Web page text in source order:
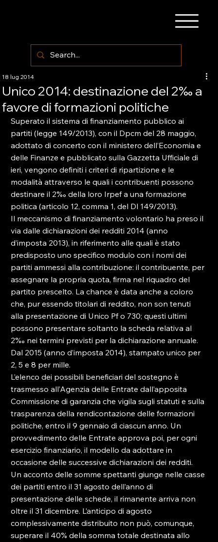
Unico 2014: destinazione del 2‰ a
favore di formazioni politiche
18 lug 2014
Superato il sistema di finanziamento pubblico ai
partiti (legge 149/2013), con il Dpcm del 28 maggio,
adottato di concerto con il ministero dell’Economia e
delle Finanze e pubblicato sulla Gazzetta Ufficiale di
ieri, vengono definiti i criteri di ripartizione e le
modalità attraverso le quali i contribuenti possono
destinare il 2‰ della loro Irpef a una formazione
politica (articolo 12, comma 1, del Dl 149/2013).
Il meccanismo di finanziamento volontario ha preso il
via dalle dichiarazioni dei redditi 2014 (anno
d’imposta 2013), in riferimento alle quali è stato
predisposto uno specifico modulo con i nomi dei
partiti ammessi alla contribuzione: il contribuente, per
assegnare la propria quota, firma nel riquadro del
partito prescelto. La chance è data anche a coloro
che, pur essendo titolari di reddito, non son tenuti
alla presentazione di Unico Pf o 730; questi ultimi
possono presentare soltanto la scheda relativa al
2‰ nei termini previsti per la dichiarazione annuale.
Dal 2015 (anno d’imposta 2014), stampato unico per
2, 5 e 8 per mille.
L’elenco dei possibili beneficiari del sostegno è
trasmesso all’Agenzia delle Entrate dall’apposita
Commissione di garanzia che vigila sugli statuti e sulla
trasparenza della rendicontazione delle formazioni
politiche, entro il 9 gennaio di ciascun anno. Un
provvedimento delle Entrate approva poi, per ogni
esercizio finanziario, il modello da adottare in
occasione delle successive dichiarazioni dei redditi.
Un acconto delle somme spettanti giunge nelle casse
dei partiti entro il 31 agosto dell’anno di
presentazione delle schede, il rimanente arriva non
oltre il 31 dicembre. L’anticipo di agosto
complessivamente distribuito non può, comunque,
superare il 40% della somma totale destinata allo